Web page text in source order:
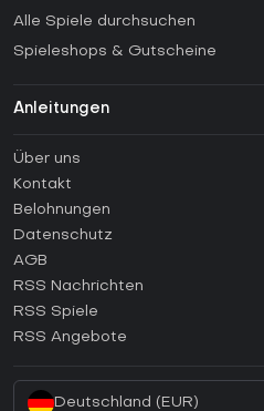
Alle Spiele durchsuchen
Spieleshops & Gutscheine
Anleitungen
Anleitungen
Wie aktiviert man einen Steam
Wie aktiviert man einen Epic
Wie aktiviert man einen GOG CD
Wie aktiviert man einen Ubisoft
Wie aktiviert man einen EA App
Über uns
Kontakt
Belohnungen
Datenschutz
AGB
RSS Nachrichten
RSS Spiele
RSS Angebote
Deutschland (EUR)